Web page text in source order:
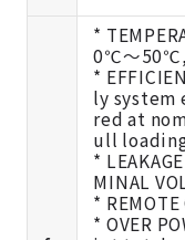
*
0℃～50℃,
*
ly system
red at
ull
*
MINAL
*
* OVER